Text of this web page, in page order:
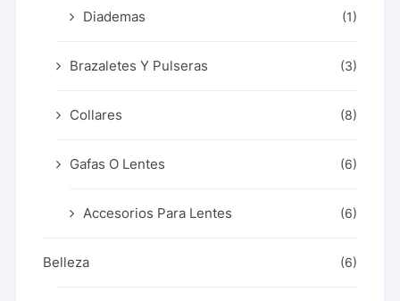
Diademas (1)
Brazaletes Y Pulseras (3)
Collares (8)
Gafas O Lentes (6)
Accesorios Para Lentes (6)
Belleza (6)